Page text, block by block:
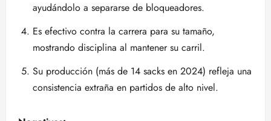
ayudándolo a separarse de bloqueadores.
Es efectivo contra la carrera para su tamaño,
mostrando disciplina al mantener su carril.
Su producción (más de 14 sacks en 2024) refleja una
consistencia extraña en partidos de alto nivel.